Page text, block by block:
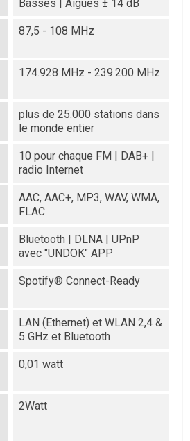
Basses | Aiguës ± 14 dB
87,5 - 108 MHz
174.928 MHz - 239.200 MHz
plus de 25.000 stations dans
le monde entier
10 pour chaque FM | DAB+ |
radio Internet
AAC, AAC+, MP3, WAV, WMA,
FLAC
Bluetooth | DLNA | UPnP
avec "UNDOK" APP
Spotify® Connect-Ready
LAN (Ethernet) et WLAN 2,4 &
5 GHz et Bluetooth
0,01 watt
2Watt